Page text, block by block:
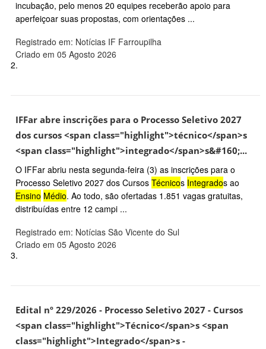
incubação, pelo menos 20 equipes receberão apoio para
aperfeiçoar suas propostas, com orientações ...
Registrado em: Notícias IF Farroupilha
Criado em 05 Agosto 2026
2.
IFFar abre inscrições para o Processo Seletivo 2027
dos cursos <span class="highlight">técnico</span>s
<span class="highlight">integrado</span>s&#160;...
O IFFar abriu nesta segunda-feira (3) as inscrições para o
Processo Seletivo 2027 dos Cursos Técnicos Integrados ao
Ensino Médio. Ao todo, são ofertadas 1.851 vagas gratuitas,
distribuídas entre 12 campi ...
Registrado em: Notícias São Vicente do Sul
Criado em 05 Agosto 2026
3.
Edital nº 229/2026 - Processo Seletivo 2027 - Cursos
<span class="highlight">Técnico</span>s <span
class="highlight">Integrado</span>s -